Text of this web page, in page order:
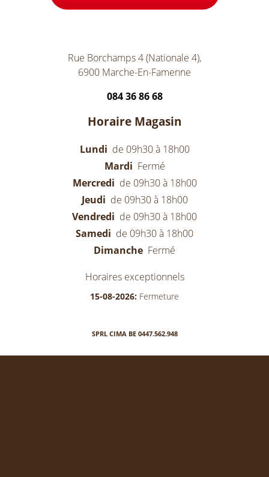
Rue Borchamps 4 (Nationale 4),
6900 Marche-En-Famenne
084 36 86 68
Horaire Magasin
Lundi de 09h30 à 18h00
Mardi Fermé
Mercredi de 09h30 à 18h00
Jeudi de 09h30 à 18h00
Vendredi de 09h30 à 18h00
Samedi de 09h30 à 18h00
Dimanche Fermé
Horaires exceptionnels
15-08-2026: Fermeture
SPRL CIMA BE 0447.562.948